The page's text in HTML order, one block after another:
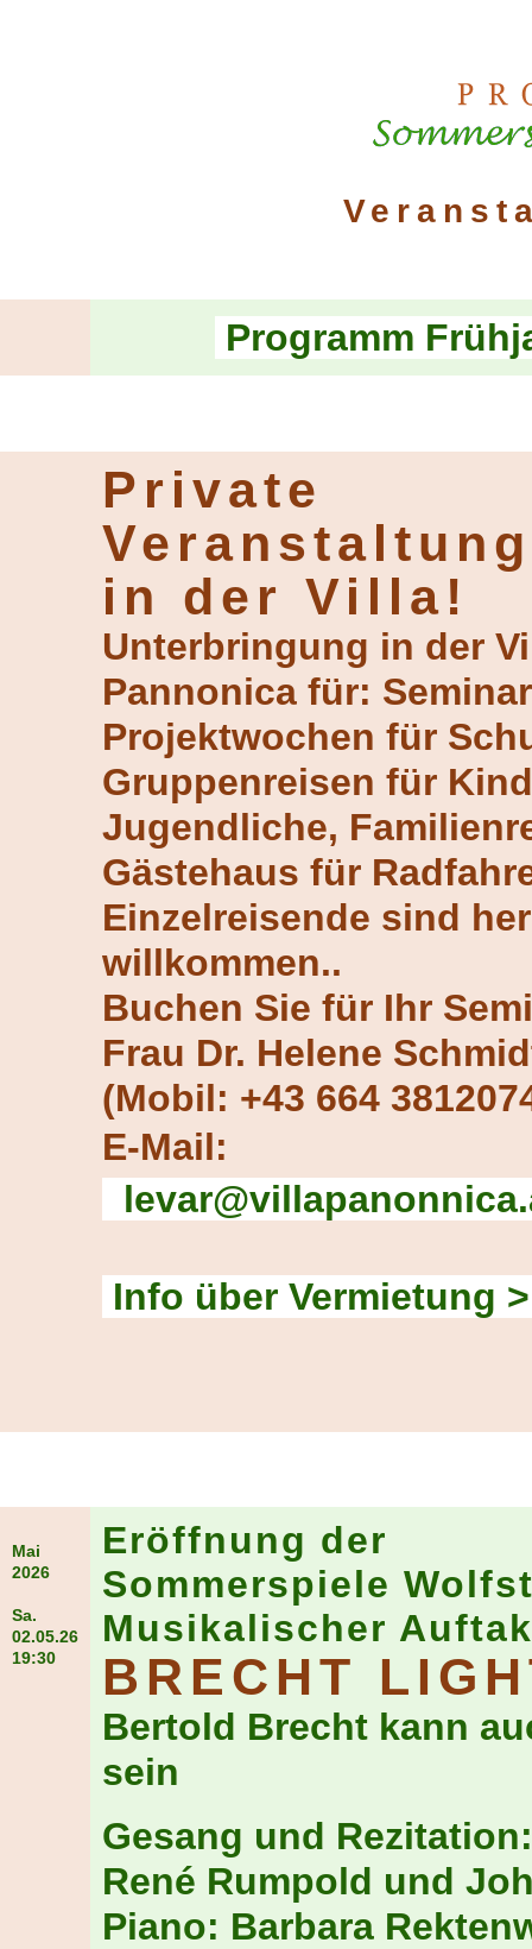
Programm
Private
in der Villa!
Unterbringung in der
Pannonica für:
Projektwochen für
Gruppenreisen für
Jugendliche,
Gästehaus für
Einzelreisende sind
willkommen..
Buchen Sie für Ihr
Frau Dr. Helene
(Mobil: +43 664
E-Mail:
Info über Vermietung
Mai
2026
Sa.
02.05.26
19:30
Eröffnung der
Sommerspiele
Musikalischer
BRECHT
Bertold Brecht kann
sein
Gesang und Rezitation:
René Rumpold und
Piano: Barbara